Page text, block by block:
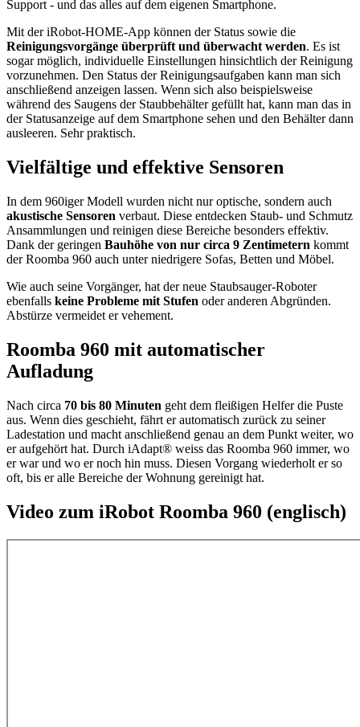
Support - und das alles auf dem eigenen Smartphone.
Mit der iRobot-HOME-App können der Status sowie die
Reinigungsvorgänge überprüft und überwacht werden. Es ist
sogar möglich, individuelle Einstellungen hinsichtlich der Reinigung
vorzunehmen. Den Status der Reinigungsaufgaben kann man sich
anschließend anzeigen lassen. Wenn sich also beispielsweise
während des Saugens der Staubbehälter gefüllt hat, kann man das in
der Statusanzeige auf dem Smartphone sehen und den Behälter dann
ausleeren. Sehr praktisch.
Vielfältige und effektive Sensoren
In dem 960iger Modell wurden nicht nur optische, sondern auch
akustische Sensoren verbaut. Diese entdecken Staub- und Schmutz
Ansammlungen und reinigen diese Bereiche besonders effektiv.
Dank der geringen Bauhöhe von nur circa 9 Zentimetern kommt
der Roomba 960 auch unter niedrigere Sofas, Betten und Möbel.
Wie auch seine Vorgänger, hat der neue Staubsauger-Roboter
ebenfalls keine Probleme mit Stufen oder anderen Abgründen.
Abstürze vermeidet er vehement.
Roomba 960 mit automatischer
Aufladung
Nach circa 70 bis 80 Minuten geht dem fleißigen Helfer die Puste
aus. Wenn dies geschieht, fährt er automatisch zurück zu seiner
Ladestation und macht anschließend genau an dem Punkt weiter, wo
er aufgehört hat. Durch iAdapt® weiss das Roomba 960 immer, wo
er war und wo er noch hin muss. Diesen Vorgang wiederholt er so
oft, bis er alle Bereiche der Wohnung gereinigt hat.
Video zum iRobot Roomba 960 (englisch)